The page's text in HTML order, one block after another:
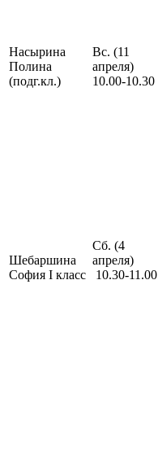
Насырина
Полина
(подг.кл.)
Вс. (11
апреля)
10.00-10.30
Шебаршина
София I класс
Сб. (4
апреля)
10.30-11.00